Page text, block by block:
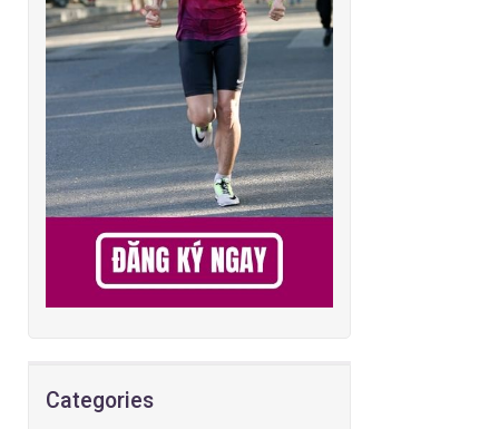
Categories